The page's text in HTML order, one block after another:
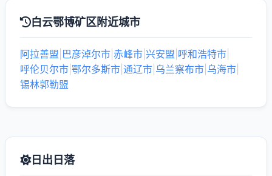
白云鄂博矿区附近城市
阿拉善盟 巴彦淖尔市 赤峰市 兴安盟 呼和浩特市
呼伦贝尔市 鄂尔多斯市 通辽市 乌兰察布市 乌海市
锡林郭勒盟
日出日落